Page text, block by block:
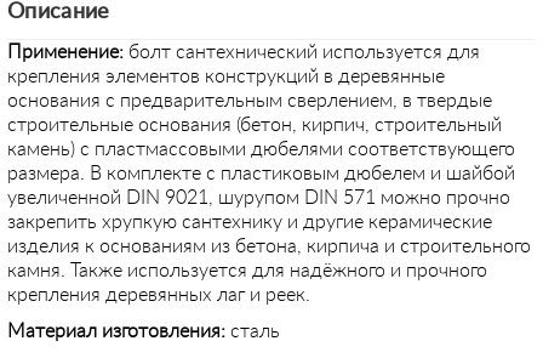
Описание
Применение: болт сантехнический используется для
крепления элементов конструкций в деревянные
основания с предварительным сверлением, в твердые
строительные основания (бетон, кирпич, строительный
камень) с пластмассовыми дюбелями соответствующего
размера. В комплекте с пластиковым дюбелем и шайбой
увеличенной DIN 9021, шурупом DIN 571 можно прочно
закрепить хрупкую сантехнику и другие керамические
изделия к основаниям из бетона, кирпича и строительного
камня. Также используется для надёжного и прочного
крепления деревянных лаг и реек.
Материал изготовления: сталь